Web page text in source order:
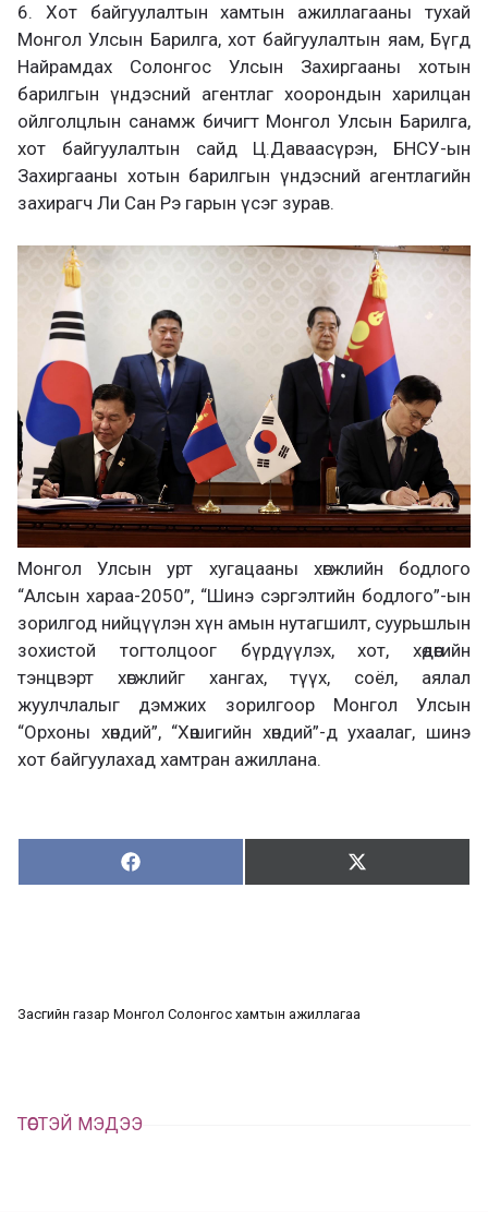
6. Хот байгуулалтын хамтын ажиллагааны тухай
Монгол Улсын Барилга, хот байгуулалтын яам, Бүгд
Найрамдах Солонгос Улсын Захиргааны хотын
барилгын үндэсний агентлаг хоорондын харилцан
ойлголцлын санамж бичигт Монгол Улсын Барилга,
хот байгуулалтын сайд Ц.Даваасүрэн, БНСУ-ын
Захиргааны хотын барилгын үндэсний агентлагийн
захирагч Ли Сан Рэ гарын үсэг зурав.
Монгол Улсын урт хугацааны хөгжлийн бодлого
“Алсын хараа-2050”, “Шинэ сэргэлтийн бодлого”-ын
зорилгод нийцүүлэн хүн амын нутагшилт, суурьшлын
зохистой тогтолцоог бүрдүүлэх, хот, хөдөөгийн
тэнцвэрт хөгжлийг хангах, түүх, соёл, аялал
жуулчлалыг дэмжих зорилгоор Монгол Улсын
“Орхоны хөндий”, “Хөшигийн хөндий”-д ухаалаг, шинэ
хот байгуулахад хамтран ажиллана.
Хуваалцах:
Х
у
х
Түгээх:
Т
ү
Засгийн газар Монгол Солонгос хамтын ажиллагаа
ТӨСТЭЙ МЭДЭЭ